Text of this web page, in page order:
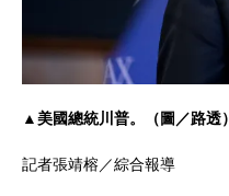
▲美國總統川普。（圖／路透）
記者張靖榕／綜合報導